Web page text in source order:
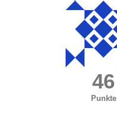
46
Punkte